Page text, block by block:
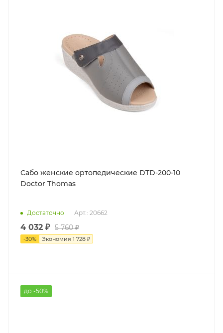
Сабо женские ортопедические DTD-200-10
Doctor Thomas
Достаточно Арт.: 20662
4 032 ₽ 5 760 ₽
-30% Экономия 1 728 ₽
до -50%